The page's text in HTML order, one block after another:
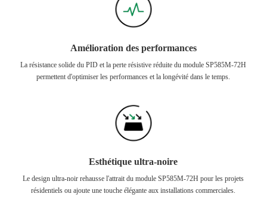
Amélioration des performances
La résistance solide du PID et la perte résistive réduite du module SP585M-72H
permettent d'optimiser les performances et la longévité dans le temps.
Esthétique ultra-noire
Le design ultra-noir rehausse l'attrait du module SP585M-72H pour les projets
résidentiels ou ajoute une touche élégante aux installations commerciales.